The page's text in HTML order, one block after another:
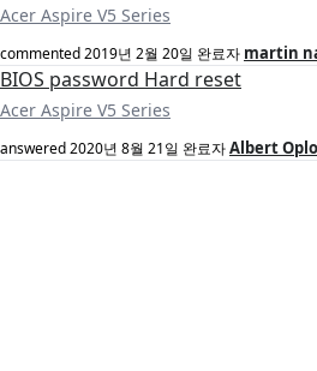
Acer Aspire V5 Series
commented2019년 2월 20일 완료자 martin
BIOS password Hard reset
Acer Aspire V5 Series
answered2020년 8월 21일 완료자Albert